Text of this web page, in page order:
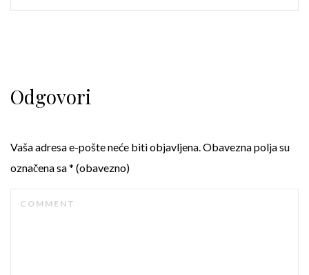
Odgovori
Vaša adresa e-pošte neće biti objavljena.Obavezna polja su
označena sa* (obavezno)